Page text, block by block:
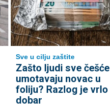
Sve u cilju zaštite
Zašto ljudi sve češće
umotavaju novac u
foliju? Razlog je vrlo
dobar